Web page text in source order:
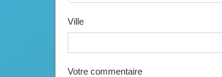
Ville
Votre commentaire